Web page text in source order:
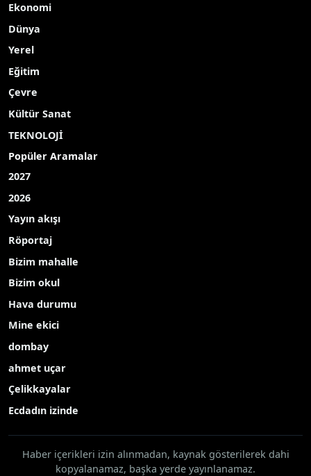
Ekonomi
Dünya
Yerel
Eğitim
Çevre
Kültür Sanat
TEKNOLOJİ
Popüler Aramalar
2027
2026
Yayın akışı
Röportaj
Bizim mahalle
Bizim okul
Hava durumu
Mine ekici
dombay
ahmet uçar
Çelikkayalar
Ecdadın izinde
Haber içerikleri izin alınmadan, kaynak gösterilerek dahi
kopyalanamaz, başka yerde yayınlanamaz.